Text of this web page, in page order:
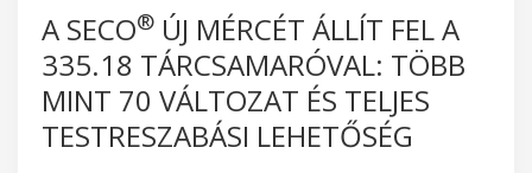
A SECO® ÚJ MÉRCÉT ÁLLÍT FEL A
335.18 TÁRCSAMARÓVAL: TÖBB
MINT 70 VÁLTOZAT ÉS TELJES
TESTRESZABÁSI LEHETŐSÉG